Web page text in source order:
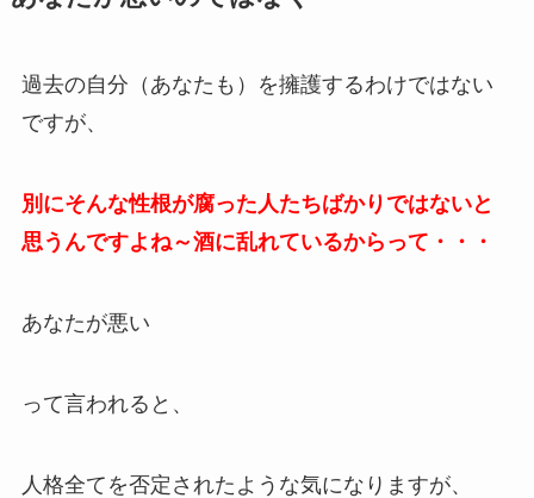
過去の自分（あなたも）を擁護するわけではない
ですが、
別にそんな性根が腐った人たちばかりではないと
思うんですよね～酒に乱れているからって・・・
あなたが悪い
って言われると、
人格全てを否定されたような気になりますが、